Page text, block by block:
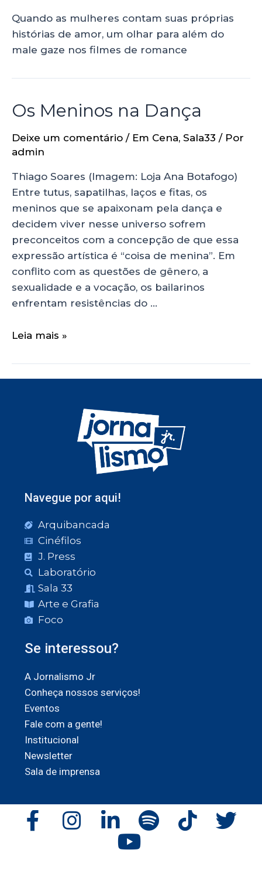
Quando as mulheres contam suas próprias
histórias de amor, um olhar para além do
male gaze nos filmes de romance
Os Meninos na Dança
Deixe um comentário / Em Cena, Sala33 / Por
admin
Thiago Soares (Imagem: Loja Ana Botafogo)
Entre tutus, sapatilhas, laços e fitas, os
meninos que se apaixonam pela dança e
decidem viver nesse universo sofrem
preconceitos com a concepção de que essa
expressão artística é “coisa de menina”. Em
conflito com as questões de gênero, a
sexualidade e a vocação, os bailarinos
enfrentam resistências do …
Leia mais »
Navegue por aqui!
Arquibancada
Cinéfilos
J. Press
Laboratório
Sala 33
Arte e Grafia
Foco
Se interessou?
A Jornalismo Jr
Conheça nossos serviços!
Eventos
Fale com a gente!
Institucional
Newsletter
Sala de imprensa